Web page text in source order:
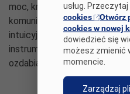
moc, kreatywność, zagadka.
komunikacji, relaksacji,
intuicyjnego - na głoskach,
instrumentalnych, uczyli się
ozdabiać je.
usług. Przeczytaj
cookies
Otwórz
cookies w nowej
dowiedzieć się
możesz zmienić
momencie.
Zarządzaj